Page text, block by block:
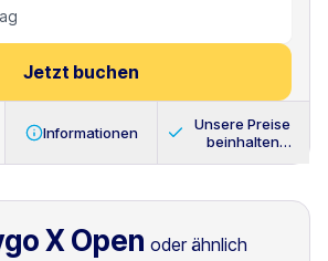
Jetzt buchen
Informationen
Unsere Preise
beinhalten
X Open oder ähnlich